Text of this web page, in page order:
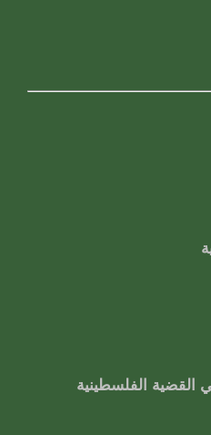
القضية الفلسطينية